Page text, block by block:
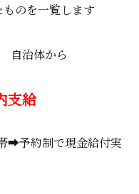
のを一覧します
自治体から
支給
➡予約制で現金給付実